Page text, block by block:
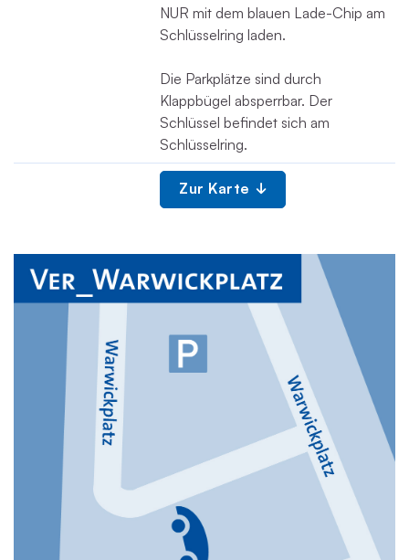
NUR mit dem blauen Lade-Chip am
Schlüsselring laden.
Die Parkplätze sind durch
Klappbügel absperrbar. Der
Schlüssel befindet sich am
Schlüsselring.
Zur Karte